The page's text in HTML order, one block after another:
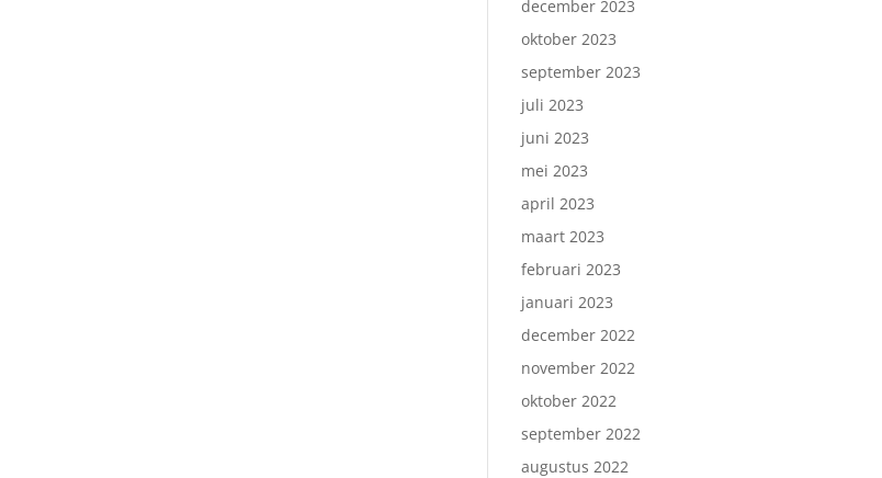
december 2023
oktober 2023
september 2023
juli 2023
juni 2023
mei 2023
april 2023
maart 2023
februari 2023
januari 2023
december 2022
november 2022
oktober 2022
september 2022
augustus 2022